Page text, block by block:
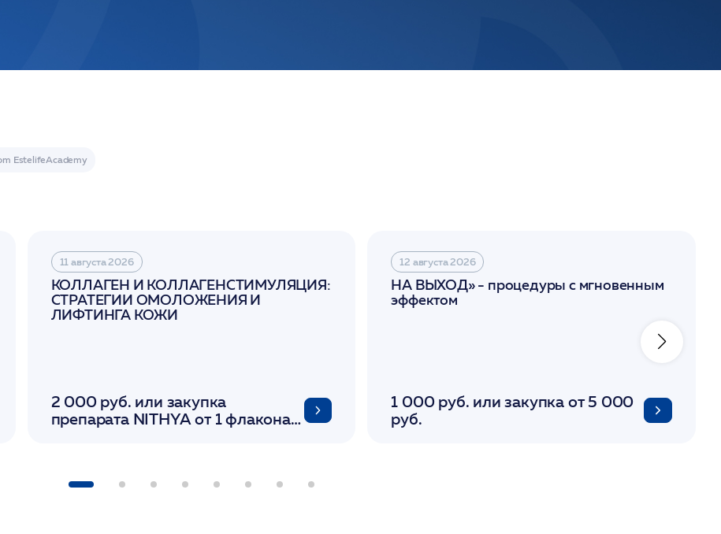
11 августа 2026
КОЛЛАГЕН И КОЛЛАГЕНСТИМУЛЯЦИЯ:
СТРАТЕГИИ ОМОЛОЖЕНИЯ И
ЛИФТИНГА КОЖИ
2 000 руб. или закупка
препарата NITHYA от 1 флакона/
день семинара
12 августа 2026
НА ВЫХОД» - процедуры с мгновенным
эффектом
1 000 руб. или закупка от 5 000
руб.